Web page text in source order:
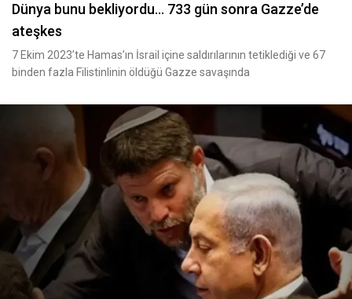
Dünya bunu bekliyordu... 733 gün sonra Gazze’de
ateşkes
7 Ekim 2023’te Hamas’ın İsrail içine saldırılarının tetiklediği ve 67
binden fazla Filistinlinin öldüğü Gazze savaşında